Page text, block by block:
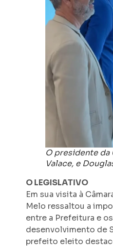
O presidente da
Valace, e
O LEGISLATIVO
Em sua visita à
Melo ressaltou a
entre a Prefeitura e
desenvolvimento de
prefeito eleito